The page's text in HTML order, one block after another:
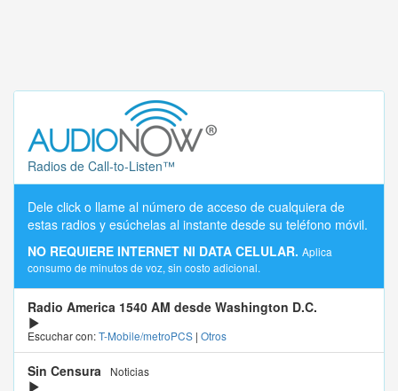
Radios de Call-to-Listen™
Dele click o llame al número de acceso de cualquiera de
estas radios y esúchelas al instante desde su teléfono móvil.
NO REQUIERE INTERNET NI DATA CELULAR. Aplica
consumo de minutos de voz, sin costo adicional.
Radio America 1540 AM desde Washington D.C.
Escuchar con:T-Mobile/metroPCS | Otros
Sin Censura
Noticias